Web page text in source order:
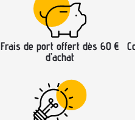
Frais de port offert dès 60 €
d’achat